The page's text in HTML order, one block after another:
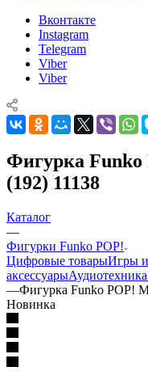
Вконтакте
Instagram
Telegram
Viber
Viber
Фигурка Funko
(192) 11138
Каталог
—
Фигурки Funko POP!
Цифровые товарыИгры и
аксессуарыАудиотехника
—Фигурка Funko POP!
Новинка